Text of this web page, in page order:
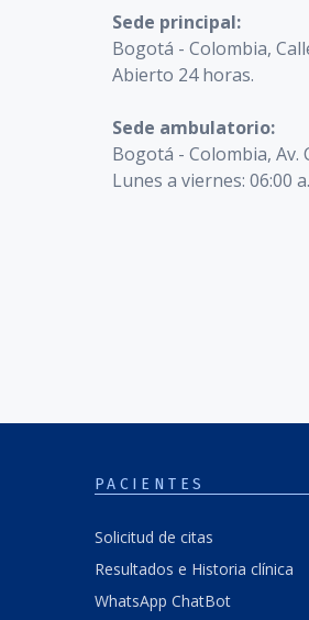
Sede principal:
Bogotá - Colombia,
Abierto 24 horas.
Sede ambulatorio:
Bogotá - Colombia, Av.
Lunes a viernes: 06:00
PACIENTES
Solicitud de citas
Resultados e Historia clínica
WhatsApp ChatBot